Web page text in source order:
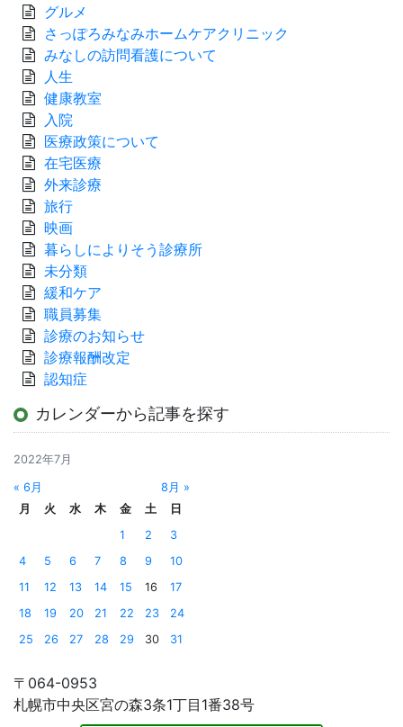
グルメ
さっぽろみなみホームケアクリニック
みなしの訪問看護について
人生
健康教室
入院
医療政策について
在宅医療
外来診療
旅行
映画
暮らしによりそう診療所
未分類
緩和ケア
職員募集
診療のお知らせ
診療報酬改定
認知症
カレンダーから記事を探す
2022年7月
« 6月
8月 »
月
火 水 木 金 土
日
1
2
3
4
5 6 7 8 9
10
11
12 13 14 15 16
17
18
19 20 21 22 23
24
25
26 27 28 29 30 31
〒064-0953
札幌市中央区宮の森3条1丁目1番38号